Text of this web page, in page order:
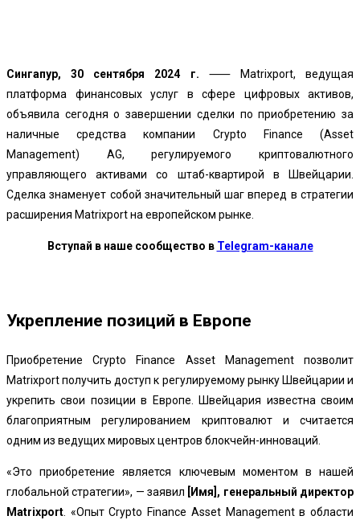
Сингапур, 30 сентября 2024 г. ⸺ Matrixport, ведущая
платформа финансовых услуг в сфере цифровых активов,
объявила сегодня о завершении сделки по приобретению за
наличные средства компании Crypto Finance (Asset
Management) AG, регулируемого криптовалютного
управляющего активами со штаб-квартирой в Швейцарии.
Сделка знаменует собой значительный шаг вперед в стратегии
расширения Matrixport на европейском рынке.
Вступай в наше сообщество в Telegram-канале
Укрепление позиций в Европе
Приобретение Crypto Finance Asset Management позволит
Matrixport получить доступ к регулируемому рынку Швейцарии и
укрепить свои позиции в Европе. Швейцария известна своим
благоприятным регулированием криптовалют и считается
одним из ведущих мировых центров блокчейн-инноваций.
«Это приобретение является ключевым моментом в нашей
глобальной стратегии», — заявил
[Имя], генеральный директор
Matrixport . «Опыт Crypto Finance Asset Management в области